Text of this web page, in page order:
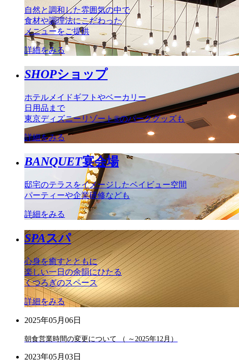
自然と調和した雰囲気の中で
食材や調理法にこだわった
メニューをご提供
詳細をみる
SHOPショップ
ホテルメイドギフトやベーカリー
日用品まで
東京ディズニーリゾート®のパークグッズも
詳細をみる
BANQUET宴会場
邸宅のテラスをイメージしたベイビュー空間
パーティーや企業研修なども
詳細をみる
SPAスパ
心身を癒すとともに
楽しい一日の余韻にひたる
くつろぎのスペース
詳細をみる
2025年05月06日
朝食営業時間の変更について （ ～2025年12月）
2023年05月03日